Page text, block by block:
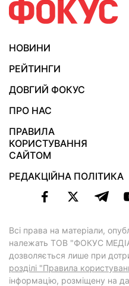
НОВИНИ
РЕЙТИНГИ
ДОВГИЙ ФОКУС
ПРО НАС
ПРАВИЛА
КОРИСТУВАННЯ
САЙТОМ
РЕДАКЦІЙНА ПОЛІТИКА
Всі права на матеріали,
належать ТОВ "ФОКУС
дозволяється лише при
розділі "Правила
інформацію, розміщену на